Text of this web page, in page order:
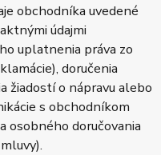
obchodníka uvedené
údajmi
uplatnenia práva zo
doručenia
žiadostí o nápravu alebo
s obchodníkom
osobného doručovania